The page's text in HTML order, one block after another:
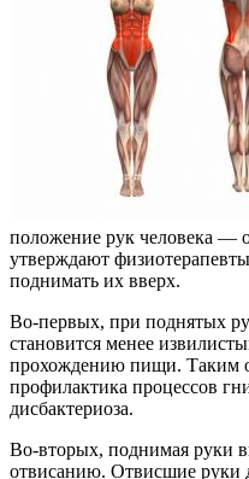
положение рук человека —
утверждают
поднимать их вверх.
Во-первых, при поднятых
становится менее
прохождению пищи. Таким
профилактика процессов
дисбактериоза.
Во-вторых, поднимая руки
отвисанию. Отвисшие руки